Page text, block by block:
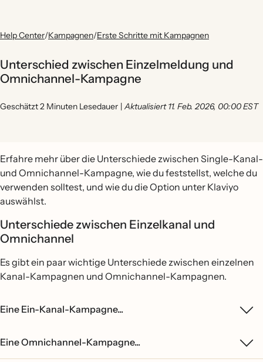
Help Center/Kampagnen/Erste Schritte mit Kampagnen
Unterschied zwischen Einzelmeldung und
Omnichannel-Kampagne
Geschätzt 2 Minuten Lesedauer | Aktualisiert 11. Feb. 2026, 00:00 EST
Erfahre mehr über die Unterschiede zwischen Single-Kanal-
und Omnichannel-Kampagne, wie du feststellst, welche du
verwenden solltest, und wie du die Option unter Klaviyo
auswählst.
Unterschiede zwischen Einzelkanal und
Omnichannel
Es gibt ein paar wichtige Unterschiede zwischen einzelnen
Kanal-Kampagnen und Omnichannel-Kampagnen.
Eine Ein-Kanal-Kampagne...
Eine Omnichannel-Kampagne...